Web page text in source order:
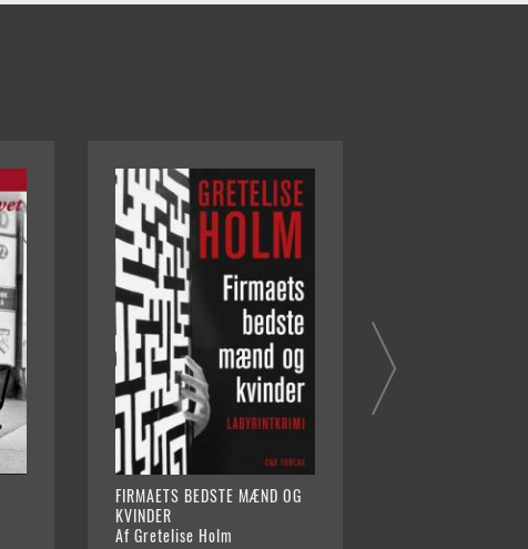
FIRMAETS BEDSTE MÆND OG
KVINDER
Af Gretelise Holm